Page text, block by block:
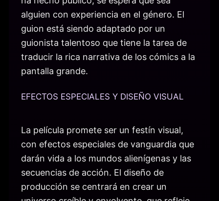
alguien con experiencia en el género. El
guion está siendo adaptado por un
guionista talentoso que tiene la tarea de
traducir la rica narrativa de los cómics a la
pantalla grande.
EFECTOS ESPECIALES Y DISEÑO VISUAL
La película promete ser un festín visual,
con efectos especiales de vanguardia que
darán vida a los mundos alienígenas y las
secuencias de acción. El diseño de
producción se centrará en crear un